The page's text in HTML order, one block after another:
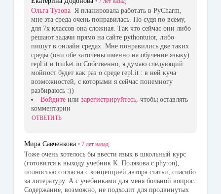
Ольга Тузова Я планировала работать в PyCharm,
мне эта среда очень понравилась. Но судя по всему,
для 7х классов она сложная. Так что сейчас они либо
решают задачи прямо на сайте pythontutor, либо
пишут в онлайн средах. Мне понравились две таких
среды (они обе заточены именно на обучение языку):
repl.it и trinket.io Собственно, я думаю следующий
мойпост будет как раз о среде repl.it : в ней куча
возможностей, с которыми я сейчас понемногу
разбираюсь :))
Войдите или зарегистрируйтесь, чтобы оставлять
комментарии
ОТВЕТИТЬ
Мира Савченкова • 7 лет назад
Тоже очень хотелось бы ввести язык в школьный курс
(готовится к выходу учебник К. Полякова с phyton),
полностью согласна с концепцией автора статьи, спасибо
за литературу. А с учебниками для меня больной вопрос.
Содержание, возможно, не подходит для продвинутых